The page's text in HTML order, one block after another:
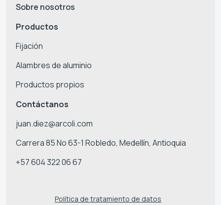
Sobre nosotros
Productos
Fijación
Alambres de aluminio
Productos propios
Contáctanos
juan.diez@arcoli.com
Carrera 85 No 63-1 Robledo, Medellín, Antioquia
+57 604 322 06 67
Política de tratamiento de datos